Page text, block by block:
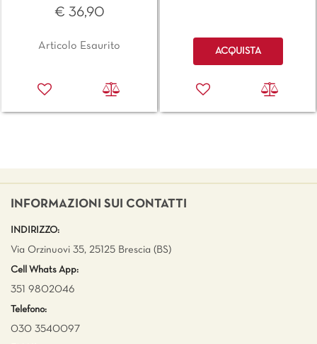
€ 36,90
Articolo Esaurito Quantità
ACQUISTA
INFORMAZIONI SUI CONTATTI
INDIRIZZO:
Via Orzinuovi 35, 25125 Brescia (BS)
Cell Whats App:
351 9802046
Telefono:
030 3540097